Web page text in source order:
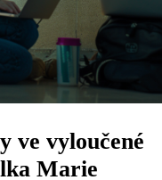
ve vyloučené
Marie